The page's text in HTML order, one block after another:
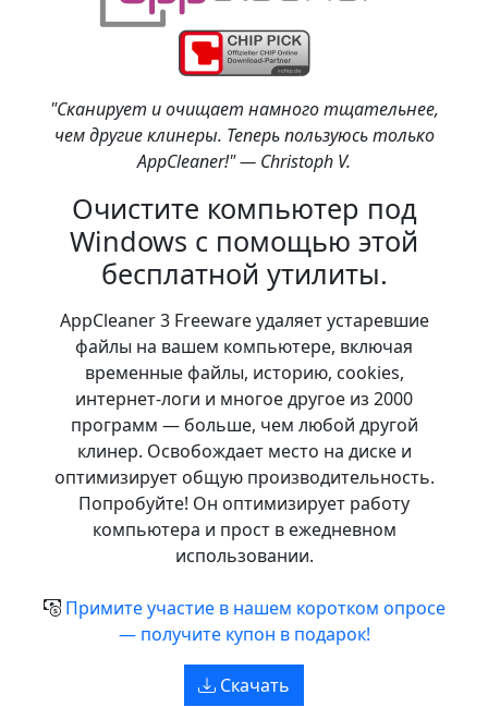
"Сканирует и очищает намного тщательнее,
чем другие клинеры. Теперь пользуюсь только
AppCleaner!" — Christoph V.
Очистите компьютер под
Windows с помощью этой
бесплатной утилиты.
AppCleaner 3 Freeware удаляет устаревшие
файлы на вашем компьютере, включая
временные файлы, историю, cookies,
интернет‑логи и многое другое из 2000
программ — больше, чем любой другой
клинер. Освобождает место на диске и
оптимизирует общую производительность.
Попробуйте! Он оптимизирует работу
компьютера и прост в ежедневном
использовании.
Примите участие в нашем коротком опросе
— получите купон в подарок!
Скачать